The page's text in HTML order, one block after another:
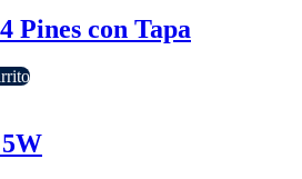
Pines con Tapa